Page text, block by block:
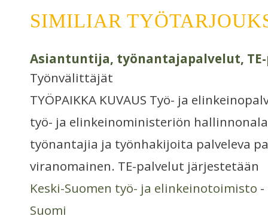
SIMILIAR
Asiantuntija, työnantajapalvelut,
Työnvälittäjät
TYÖPAIKKA KUVAUS Työ- ja
työ- ja elinkeinoministeriön
työnantajia ja työnhakijoita palveleva
viranomainen. TE-palvelut järjestetään
Keski-Suomen työ- ja elinkeinotoimisto
Suomi